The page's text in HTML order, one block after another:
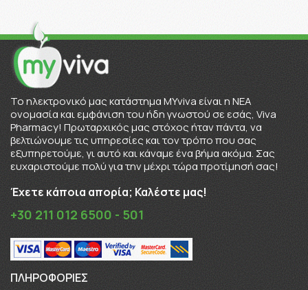
To ηλεκτρονικό μας κατάστημα MYviva είναι η ΝΕΑ
ονομασία και εμφάνιση του ήδη γνωστού σε εσάς, Viva
Pharmacy! Πρωταρχικός μας στόχος ήταν πάντα, να
βελτιώνουμε τις υπηρεσίες και τον τρόπο που σας
εξυπηρετούμε, γι αυτό και κάναμε ένα βήμα ακόμα. Σας
ευχαριστούμε πολύ για την μέχρι τώρα προτίμησή σας!
Έχετε κάποια απορία; Καλέστε μας!
+30 211 012 6500 - 501
ΠΛΗΡΟΦΟΡΊΕΣ